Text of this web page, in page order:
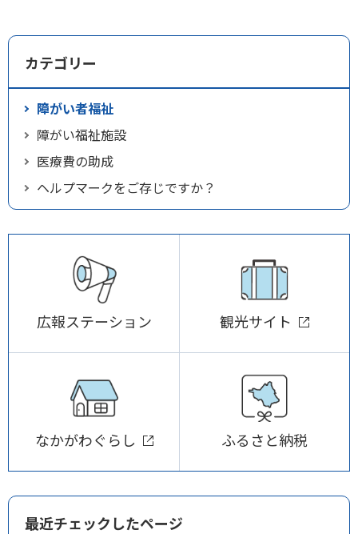
カテゴリー
障がい者福祉
障がい福祉施設
医療費の助成
ヘルプマークをご存じですか？
広報ステーション 観光サイト
なかがわぐらし ふるさと納税
最近チェックしたページ